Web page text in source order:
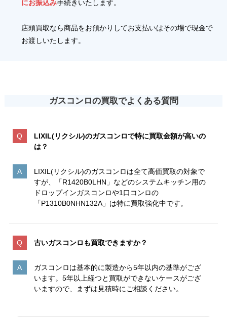
にお振込み手続きいたします。
店頭買取なら商品をお預かりしてお支払いはその場で現金で
お渡しいたします。
ガスコンロの買取でよくある質問
LIXIL(リクシル)のガスコンロで特に買取金額が高いの
は？
LIXIL(リクシル)のガスコンロは全て高価買取の対象で
すが、「R1420B0LHN」などのシステムキッチン用の
ドロップインガスコンロや1口コンロの
「P1310B0NHN132A」は特に買取強化中です。
古いガスコンロも買取できますか？
ガスコンロは基本的に製造から5年以内の基準がござ
います。5年以上経つと買取ができないケースがござ
いますので、まずは見積時にご相談ください。